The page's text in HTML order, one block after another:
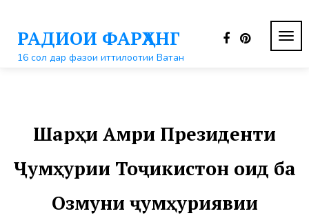
контентуРАДИОИ ФАРҲАНГ
16 сол дар фазои иттилоотии Ватан
Шарҳи Амри Президенти
Ҷумҳурии Тоҷикистон оид ба
Озмуни ҷумҳуриявии